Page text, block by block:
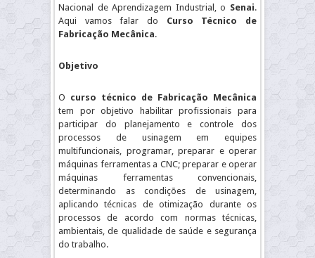
Nacional de Aprendizagem Industrial, o Senai.
Aqui vamos falar do Curso Técnico de
Fabricação Mecânica.
Objetivo
O curso técnico de Fabricação Mecânica
tem por objetivo habilitar profissionais para
participar do planejamento e controle dos
processos de usinagem em equipes
multifuncionais, programar, preparar e operar
máquinas ferramentas a CNC; preparar e operar
máquinas ferramentas convencionais,
determinando as condições de usinagem,
aplicando técnicas de otimização durante os
processos de acordo com normas técnicas,
ambientais, de qualidade de saúde e segurança
do trabalho.